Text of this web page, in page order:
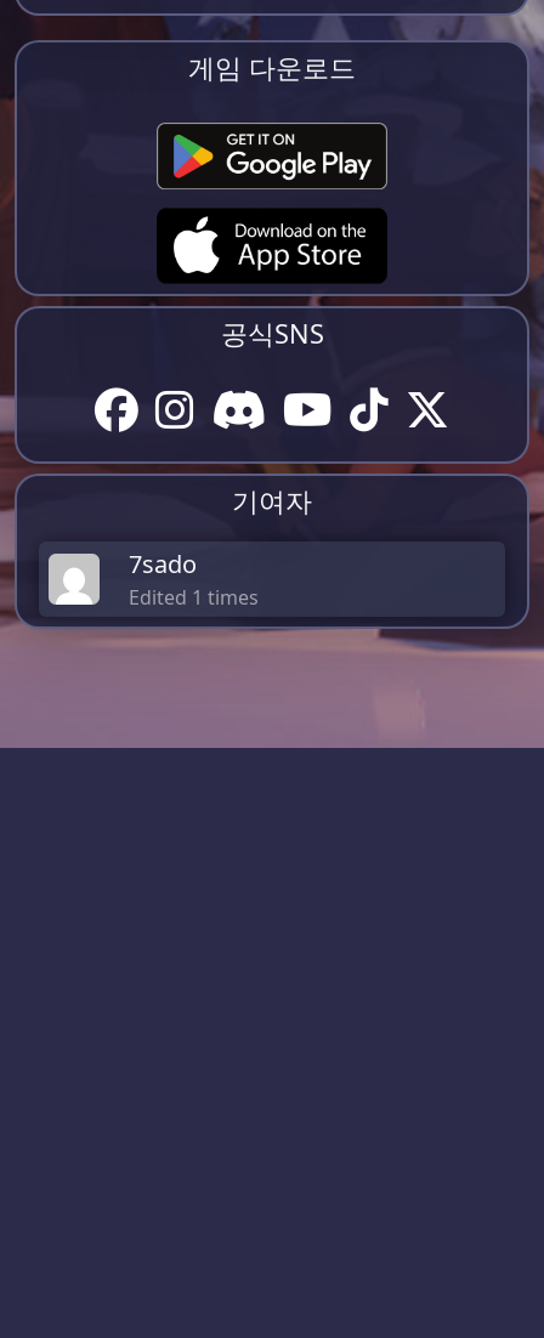
게임 다운로드
공식SNS
기여자
7sado
Edited 1 times